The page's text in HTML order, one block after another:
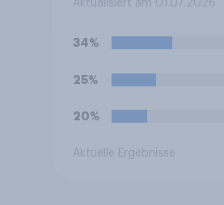
Aktualisiert am 01.07.2026
34%
25%
20%
Aktuelle Ergebnisse